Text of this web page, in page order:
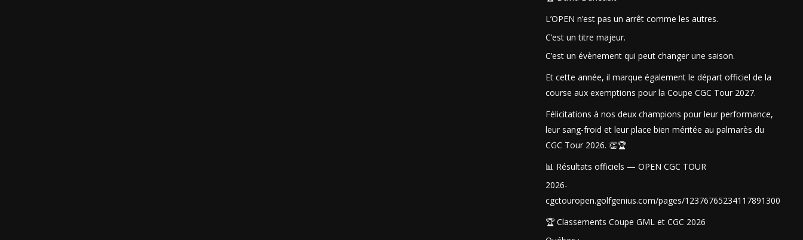
L’OPEN n’est pas un arrêt comme les autres.
C’est un titre majeur.
C’est un évènement qui peut changer une saison.
Et cette année, il marque également le départ officiel de la
course aux exemptions pour la Coupe CGC Tour 2027.
Félicitations à nos deux champions pour leur performance,
leur sang-froid et leur place bien méritée au palmarès du
CGC Tour 2026. 👏🏆
📊 Résultats officiels — OPEN CGC TOUR
2026-
cgctouropen.golfgenius.com/pages/12376765234117891300
🏆 Classements Coupe GML et CGC 2026